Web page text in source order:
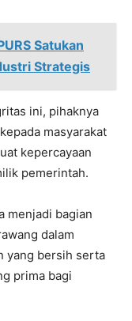
Satukan
Strategis
ini, pihaknya
masyarakat
kepercayaan
pemerintah.
menjadi bagian
dalam
yang bersih serta
prima bagi